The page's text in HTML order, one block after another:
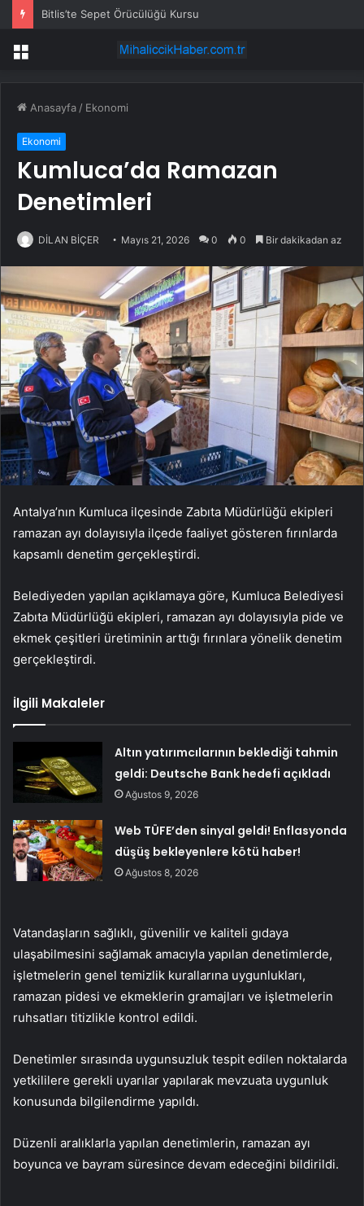
Bitlis’te Sepet Örücülüğü Kursu
Menü
Anasayfa / Ekonomi
Ekonomi
Kumluca’da Ramazan
Denetimleri
DİLAN BİÇER Mayıs 21, 2026 0 0 Bir dakikadan az
Antalya’nın Kumluca ilçesinde Zabıta Müdürlüğü ekipleri
ramazan ayı dolayısıyla ilçede faaliyet gösteren fırınlarda
kapsamlı denetim gerçekleştirdi.
Belediyeden yapılan açıklamaya göre, Kumluca Belediyesi
Zabıta Müdürlüğü ekipleri, ramazan ayı dolayısıyla pide ve
ekmek çeşitleri üretiminin arttığı fırınlara yönelik denetim
gerçekleştirdi.
İlgili Makaleler
Altın yatırımcılarının beklediği tahmin
geldi: Deutsche Bank hedefi açıkladı
Ağustos 9, 2026
Web TÜFE’den sinyal geldi! Enflasyonda
düşüş bekleyenlere kötü haber!
Ağustos 8, 2026
Vatandaşların sağlıklı, güvenilir ve kaliteli gıdaya
ulaşabilmesini sağlamak amacıyla yapılan denetimlerde,
işletmelerin genel temizlik kurallarına uygunlukları,
ramazan pidesi ve ekmeklerin gramajları ve işletmelerin
ruhsatları titizlikle kontrol edildi.
Denetimler sırasında uygunsuzluk tespit edilen noktalarda
yetkililere gerekli uyarılar yapılarak mevzuata uygunluk
konusunda bilgilendirme yapıldı.
Düzenli aralıklarla yapılan denetimlerin, ramazan ayı
boyunca ve bayram süresince devam edeceğini bildirildi.